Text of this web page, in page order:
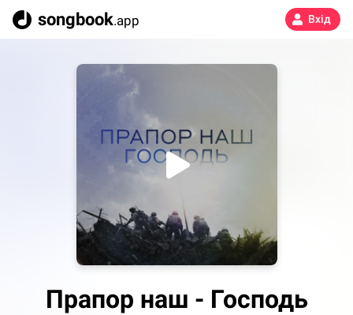
songbook.app Вхід
Прапор наш - Господь